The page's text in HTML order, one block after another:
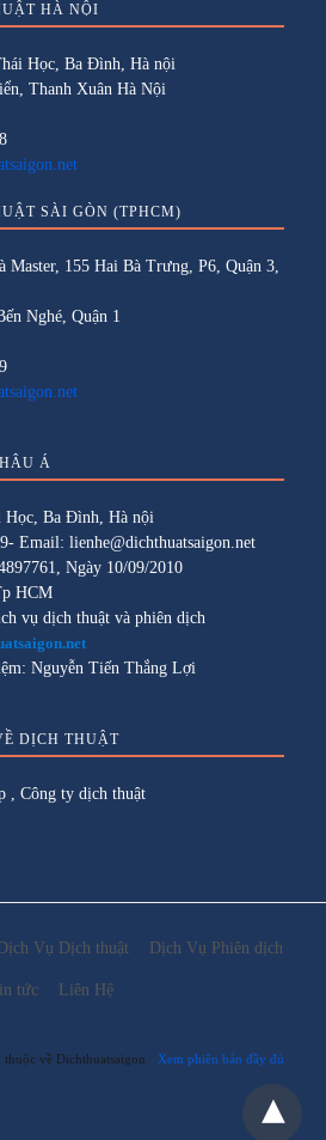
HÀ NỘI
Học, Ba Đình, Hà nội
Thanh Xuân Hà Nội
SÀI GÒN (TPHCM)
Master, 155 Hai Bà Trưng, P6, Quận 3,
Nghé, Quận 1
Á
Học, Ba Đình, Hà nội
Email: lienhe@dichthuatsaigon.net
Ngày 10/09/2010
HCM
vụ dịch thuật và phiên dịch
Nguyễn Tiến Thắng Lợi
DỊCH THUẬT
, Công ty dịch thuật
Dịch Vụ Dịch thuật Dịch Vụ Phiên dịch
tức Liên Hệ
về Dichthuatsaigon Xem phiên bản đầy đủ